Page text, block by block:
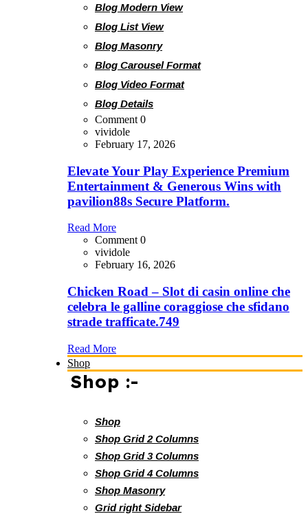
Blog Modern View
Blog List View
Blog Masonry
Blog Carousel Format
Blog Video Format
Blog Details
Comment 0
vividole
February 17, 2026
Elevate Your Play Experience Premium
Entertainment & Generous Wins with
pavilion88s Secure Platform.
Read More
Comment 0
vividole
February 16, 2026
Chicken Road – Slot di casin online che
celebra le galline coraggiose che sfidano
strade trafficate.749
Read More
Shop
Shop :-
Shop
Shop Grid 2 Columns
Shop Grid 3 Columns
Shop Grid 4 Columns
Shop Masonry
Grid right Sidebar